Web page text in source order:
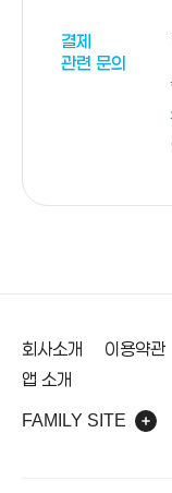
결제
관련 문의
회사소개 이용약관
앱 소개
FAMILY SITE